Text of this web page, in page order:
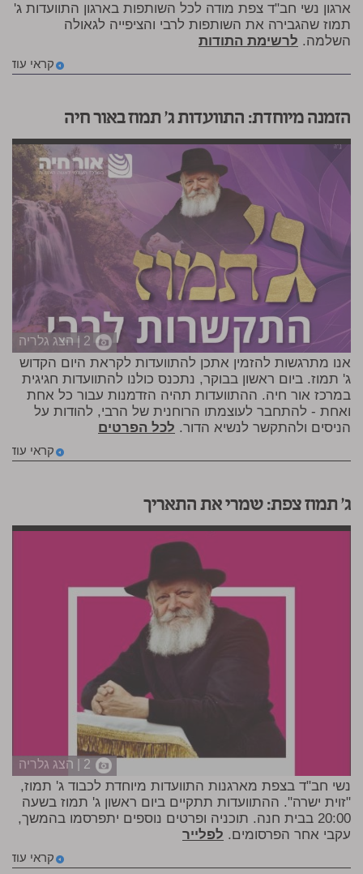
ארגון נשי חב"ד צפת מודה לכל השותפות בארגון התוועדות ג'
תמוז שהגבירה את השותפות לרבי והציפייה לגאולה
השלמה. לרשימת התודות
קראי עוד
הזמנה מיוחדת: התוועדות ג' תמוז באור חיה
2 | הצג גלריה
אנו מתרגשות להזמין אתכן להתוועדות לקראת היום הקדוש
ג' תמוז. ביום ראשון בבוקר, נתכנס כולנו להתוועדות חגיגית
במרכז אור חיה. ההתוועדות תהיה הזדמנות עבור כל אחת
ואחת - להתחבר לעוצמתו הרוחנית של הרבי, להודות על
הניסים ולהתקשר לנשיא הדור. לכל הפרטים
קראי עוד
ג' תמוז צפת: שמרי את התאריך
2 | הצג גלריה
נשי חב"ד בצפת מארגנות התוועדות מיוחדת לכבוד ג' תמוז,
"זוית ישרה". ההתוועדות תתקיים ביום ראשון ג' תמוז בשעה
20:00 בבית חנה. תוכניה ופרטים נוספים יתפרסמו בהמשך,
עקבי אחר הפרסומים. לפלייר
קראי עוד